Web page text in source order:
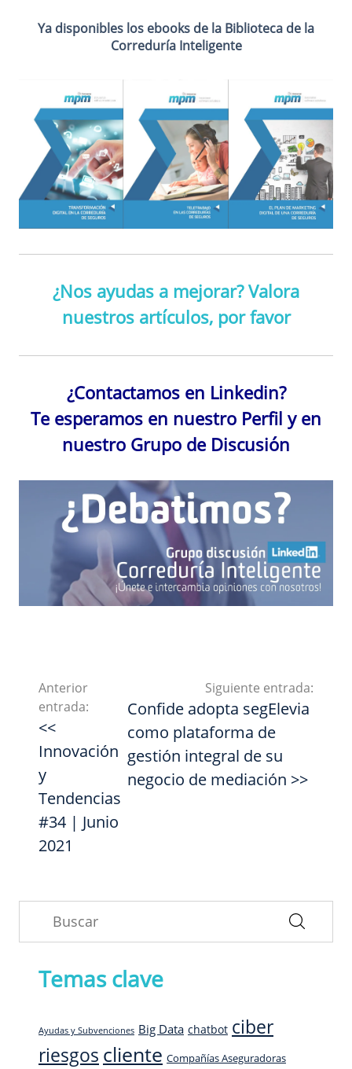
Ya disponibles los ebooks de la Biblioteca de la
Correduría Inteligente
¿Nos ayudas a mejorar? Valora
nuestros artículos, por favor
¿Contactamos en Linkedin?
Te esperamos en nuestro Perfil y en
nuestro Grupo de Discusión
Anterior
entrada:
<<
Innovación
y
Tendencias
#34 | Junio
2021
Siguiente entrada:
Confide adopta segElevia
como plataforma de
gestión integral de su
negocio de mediación >>
Temas clave
Ayudas y Subvenciones Big Data chatbot ciber
riesgos cliente Compañías Aseguradoras